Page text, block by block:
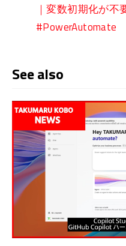
｜変数初期化が
#PowerAutomate
See also